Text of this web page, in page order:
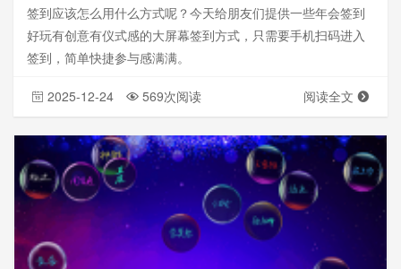
签到应该怎么用什么方式呢？今天给朋友们提供一些年会签到
好玩有创意有仪式感的大屏幕签到方式，只需要手机扫码进入
签到，简单快捷参与感满满。
2025-12-24 569次阅读 阅读全文